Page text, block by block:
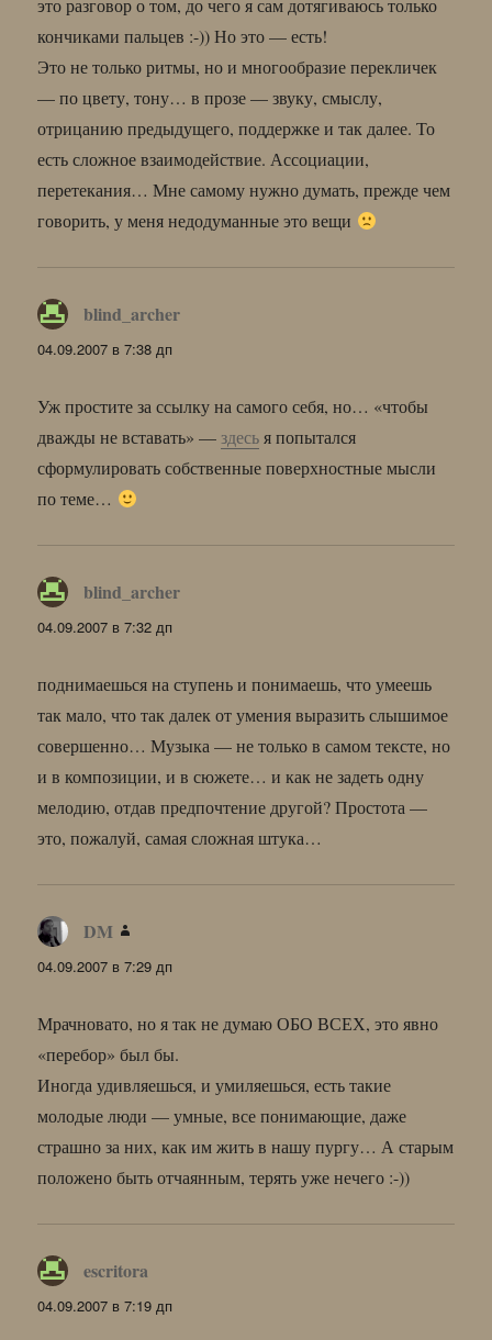
это разговор о том, до чего я сам дотягиваюсь только
кончиками пальцев :-)) Но это — есть!
Это не только ритмы, но и многообразие перекличек
— по цвету, тону… в прозе — звуку, смыслу,
отрицанию предыдущего, поддержке и так далее. То
есть сложное взаимодействие. Ассоциации,
перетекания… Мне самому нужно думать, прежде чем
говорить, у меня недодуманные это вещи
blind_archer
04.09.2007 в 7:38 дп
Уж простите за ссылку на самого себя, но… «чтобы
дважды не вставать» — здесья попытался
сформулировать собственные поверхностные мысли
по теме…
blind_archer
04.09.2007 в 7:32 дп
поднимаешься на ступень и понимаешь, что умеешь
так мало, что так далек от умения выразить слышимое
совершенно… Музыка — не только в самом тексте, но
и в композиции, и в сюжете… и как не задеть одну
мелодию, отдав предпочтение другой? Простота —
это, пожалуй, самая сложная штука…
DM
04.09.2007 в 7:29 дп
Мрачновато, но я так не думаю ОБО ВСЕХ, это явно
«перебор» был бы.
Иногда удивляешься, и умиляешься, есть такие
молодые люди — умные, все понимающие, даже
страшно за них, как им жить в нашу пургу… А старым
положено быть отчаянным, терять уже нечего :-))
escritora
04.09.2007 в 7:19 дп